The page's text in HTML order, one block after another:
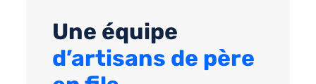
Une équipe
d’artisans de père